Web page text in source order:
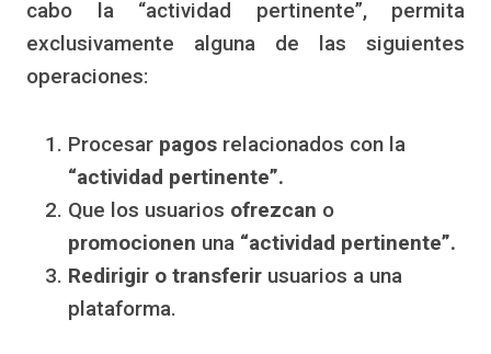
cabo la “actividad pertinente”, permita
exclusivamente alguna de las siguientes
operaciones:
Procesar pagos relacionados con la
“actividad pertinente”.
Que los usuarios ofrezcan o
promocionen una “actividad pertinente”.
Redirigir o transferir usuarios a una
plataforma.